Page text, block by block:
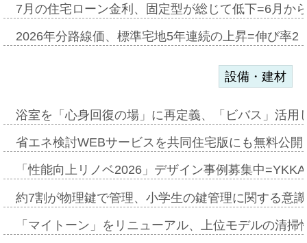
7月の住宅ローン金利、固定型が総じて低下=6月か
2026年分路線価、標準宅地5年連続の上昇=伸び率
設備・建材
浴室を「心身回復の場」に再定義、「ビバス」活
省エネ検討WEBサービスを共同住宅版にも無料公
「性能向上リノベ2026」デザイン事例募集中
約7割が物理鍵で管理、小学生の鍵管理に関する意
「マイトーン」をリニューアル、上位モデルの清